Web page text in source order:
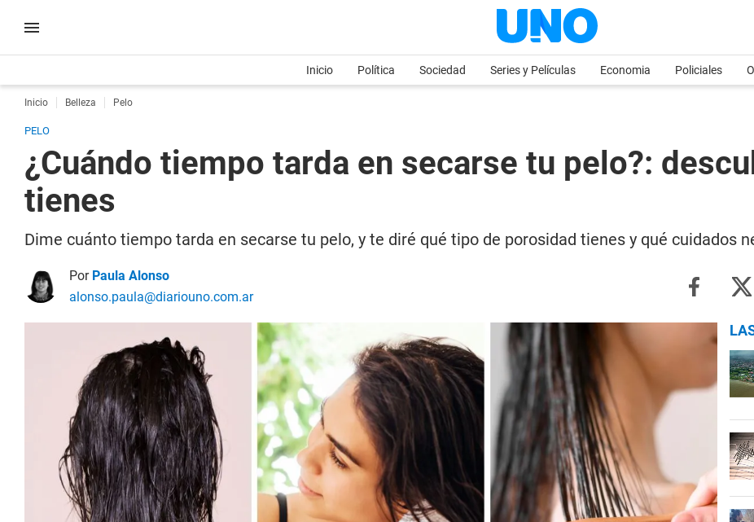
Inicio Política Sociedad Series y Películas Economia Policiales
Inicio Belleza Pelo
PELO
¿Cuándo tiempo tarda en secarse tu pelo?:
tienes
Dime cuánto tiempo tarda en secarse tu pelo, y te diré qué tipo de porosidad tienes y qué cuidados
Por Paula Alonso
alonso.paula@diariouno.com.ar